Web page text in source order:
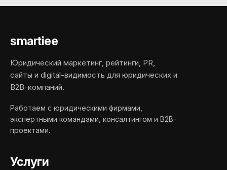
smartiee
Юридический маркетинг, рейтинги, PR,
сайты и digital-видимость для юридических и
B2B-компаний.
Работаем с юридическими фирмами,
экспертными командами, консалтингом и B2B-
проектами.
Услуги